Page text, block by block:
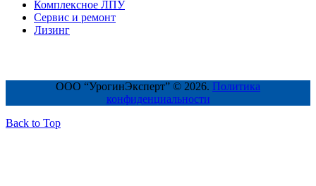
Комплексное ЛПУ
Сервис и ремонт
Лизинг
ООО “УрогинЭксперт” © 2026. Политика
конфиденциальности
Back to Top